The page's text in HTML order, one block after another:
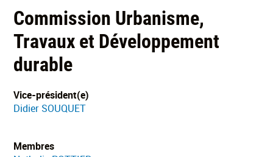
Commission Urbanisme,
Travaux et Développement
durable
Vice-président(e)
Didier SOUQUET
Membres